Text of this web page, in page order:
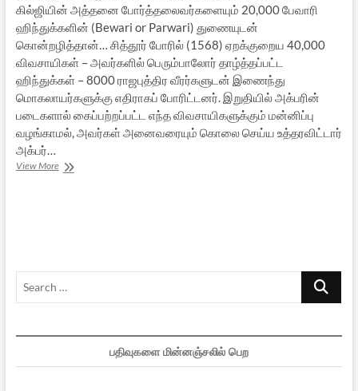
கில்ஜியின் அத்தனை போர்த்தலைவர்களையும் 20,000 பேவாரி
ஹிந்துக்களின் (Bewari or Parwari) துணையுடன்
கொன்றழித்தான்… சித்தூர் போரில் (1568) ஏறக்குறைய 40,000
விவசாயிகள் – அவர்களில் பெரும்பாலோர் தாழ்த்தப்பட்ட
ஹிந்துக்கள் – 8000 ராஜபுத்திர வீரர்களுடன் இணைந்து
மொகலாயர்களுக்கு எதிராகப் போரிட்டனர். இறுதியில் அக்பரின்
படைகளால் கைப்பற்றப்பட்ட எந்த விவசாயிகளுக்கும் மன்னிப்பு
வழங்காமல், அவர்கள் அனைவரையும் கொலை செய்ய உத்தரவிட்டார்
அக்பர்…
View Moreவன்முறையே
Search
பதிவுகளை மின்னஞ்சலில் பெற